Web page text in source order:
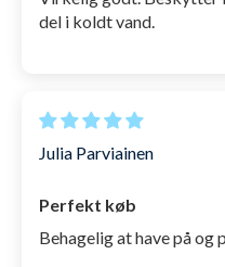
del i koldt vand.
Julia Parviainen
Perfekt køb
Behagelig at have på og